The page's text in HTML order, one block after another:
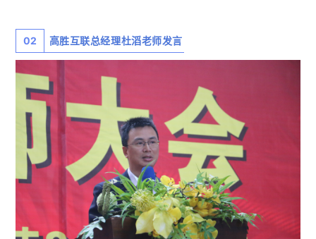
02 高胜互联总经理杜滔老师发言